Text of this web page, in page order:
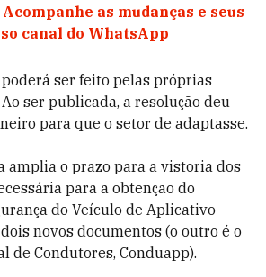
as mudanças e seus
canal do WhatsApp
poderá ser feito pelas próprias
ser publicada, a resolução deu
para que o setor de adaptasse.
amplia o prazo para a vistoria dos
para a obtenção do
do Veículo de Aplicativo
dois novos documentos (o outro é o
de Condutores, Conduapp).